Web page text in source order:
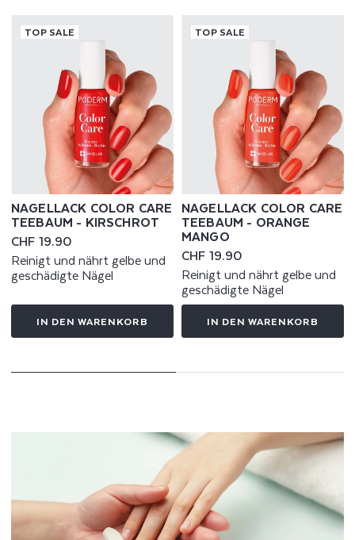
TOP SALE
NAGELLACK COLOR CARE
TEEBAUM - KIRSCHROT
Normaler
Preis
CHF 19.90
Reinigt und nährt gelbe und
geschädigte Nägel
IN DEN WARENKORB
TOP SALE
NAGELLACK COLOR CARE
TEEBAUM - ORANGE
MANGO
Normaler
Preis
CHF 19.90
Reinigt und nährt gelbe und
geschädigte Nägel
IN DEN WARENKORB